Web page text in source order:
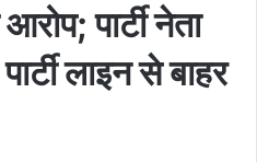
पार्टी नेता
लाइन से बाहर